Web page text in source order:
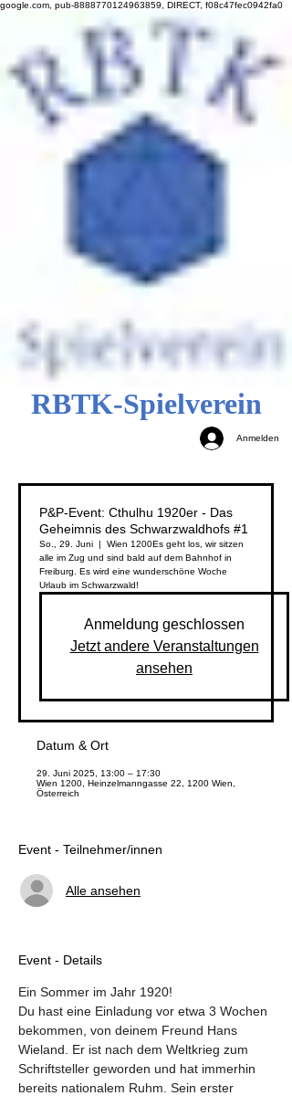
google.com, pub-8888770124963859, DIRECT, f08c47fec0942fa0
RBTK-Spielverein
Anmelden
P&P-Event: Cthulhu 1920er - Das
Geheimnis des Schwarzwaldhofs #1
So., 29. Juni
  |
Wien 1200Es geht los, wir sitzen
alle im Zug und sind bald auf dem Bahnhof in
Freiburg. Es wird eine wunderschöne Woche
Urlaub im Schwarzwald!
Anmeldung geschlossen
Jetzt andere Veranstaltungen
ansehen
Datum & Ort
29. Juni 2025, 13:00 – 17:30
Wien 1200, Heinzelmanngasse 22, 1200 Wien,
Österreich
Event - Teilnehmer/innen
Alle ansehen
Event - Details
Ein Sommer im Jahr 1920!
Du hast eine Einladung vor etwa 3 Wochen
bekommen, von deinem Freund Hans
Wieland. Er ist nach dem Weltkrieg zum
Schriftsteller geworden und hat immerhin
bereits nationalem Ruhm. Sein erster